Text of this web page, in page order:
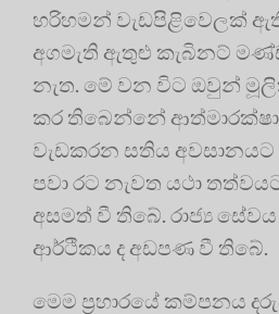
හරිහමන් වැඩපිළිවෙලක්
අගමැති ඇතුළු කැබිනට්
නැත. මේ වන විට ඔවුන්
කර තිබෙන්නේ
වැඩකරන සතිය
පවා රට නැවත යථා
අසමත් වී තිබේ. රාජ්‍ය සේවය
ආර්ථිකය ද අඩපණ වී තිබේ.
මෙම ප‍්‍රහාරයේ කම්පනය